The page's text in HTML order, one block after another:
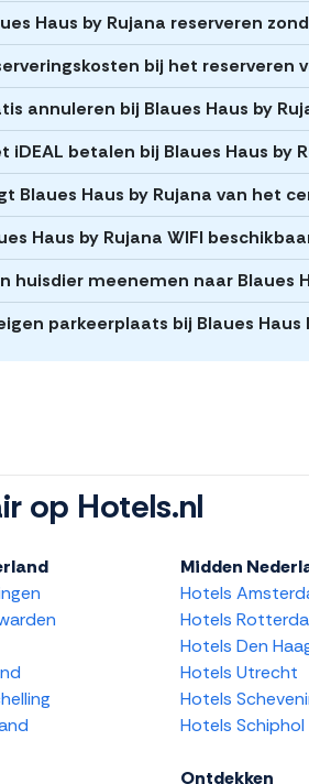
Haus by Rujana reserveren
bij het reserveren
annuleren bij Blaues Haus by
iDEAL betalen bij Blaues Haus by
Blaues Haus by Rujana van het
Haus by Rujana WIFI
huisdier meenemen naar Blaues
parkeerplaats bij Blaues Haus
op Hotels.nl
Midden
Hotels
Hotels
Hotels Den
Hotels Utrecht
Hotels
Hotels Schiphol
Ontdekken